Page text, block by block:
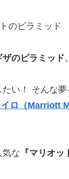
ザのピラミッド。
い！ そんな
ロ（Marriott
気な 『マリオッ